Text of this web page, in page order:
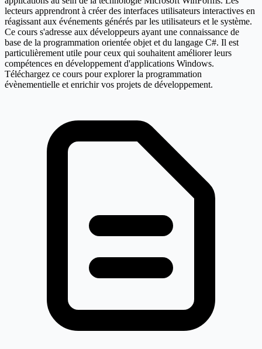
lecteurs apprendront à créer des interfaces utilisateurs interactives en
réagissant aux événements générés par les utilisateurs et le système.
Ce cours s'adresse aux développeurs ayant une connaissance de
base de la programmation orientée objet et du langage C#. Il est
particulièrement utile pour ceux qui souhaitent améliorer leurs
compétences en développement d'applications Windows.
Téléchargez ce cours pour explorer la programmation
évènementielle et enrichir vos projets de développement.